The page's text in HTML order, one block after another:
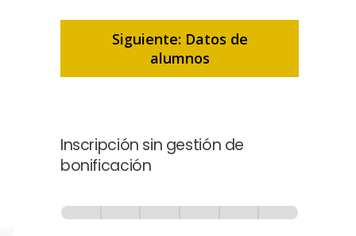
Siguiente: Datos de
alumnos
Inscripción sin gestión de
bonificación
-